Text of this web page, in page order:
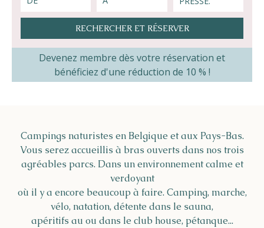
Helios
Contact
FR NL EN
Apple App Store
Devenez membre dès votre réservation et
bénéficiez d'une réduction de 10 % !
Campings naturistes en Belgique et aux Pays-Bas.
Vous serez accueillis à bras ouverts dans nos trois
agréables parcs. Dans un environnement calme et
verdoyant
où il y a encore beaucoup à faire. Camping, marche,
vélo, natation, détente dans le sauna,
apéritifs au ou dans le club house, pétanque...